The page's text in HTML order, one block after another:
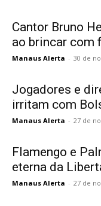
Cantor Bruno
ao brincar com
Manaus Alerta - 30 de
Jogadores e
irritam com
Manaus Alerta - 27 de
Flamengo e
eterna da
Manaus Alerta - 27 de